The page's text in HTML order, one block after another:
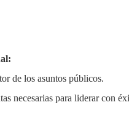
de los asuntos públicos.
necesarias para liderar con